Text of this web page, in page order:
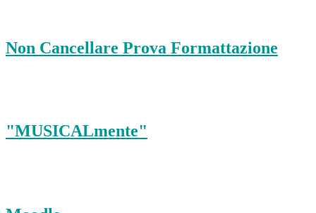
Non Cancellare Prova Formattazione
"MUSICALmente"